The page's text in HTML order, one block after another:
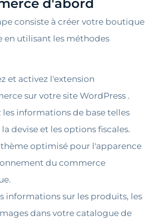
d'abord
consiste à créer votre boutique
en utilisant les méthodes
et activez l'extension
sur votre site WordPress .
les informations de base telles
devise et les options fiscales.
optimisé pour l'apparence
du commerce
informations sur les produits, les
dans votre catalogue de